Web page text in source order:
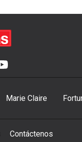
Marie Claire
Contáctenos